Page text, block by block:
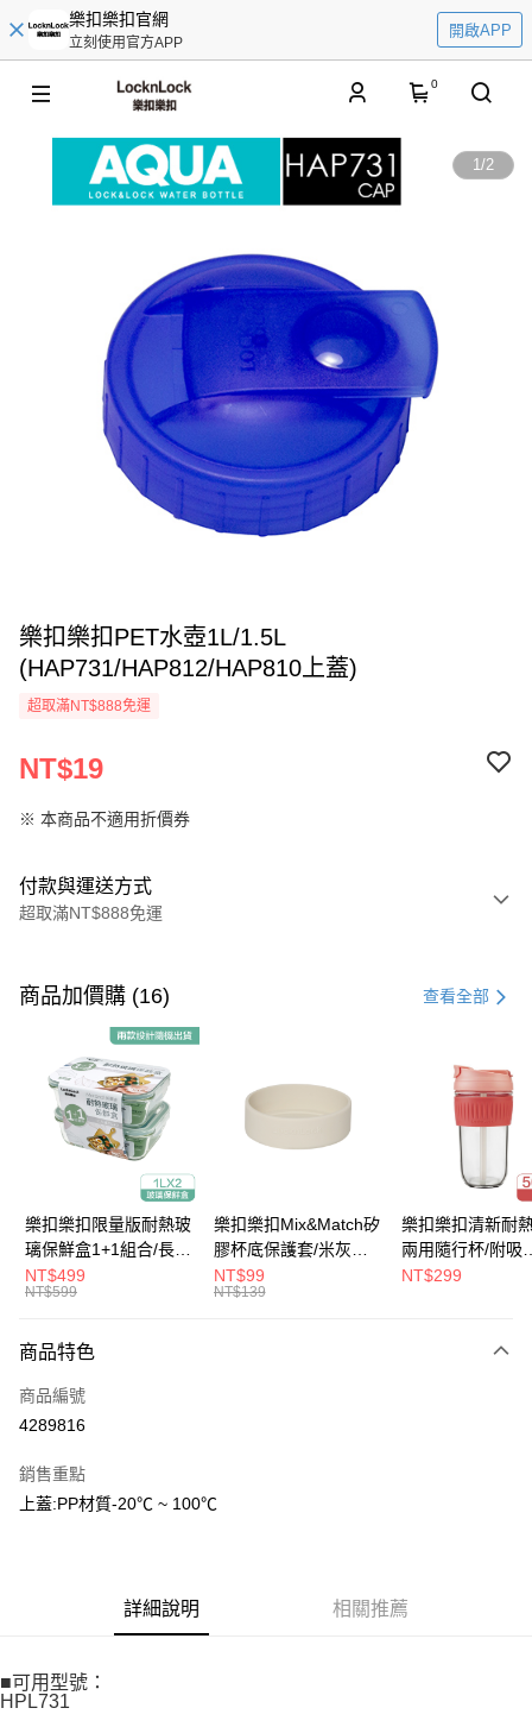
樂扣樂扣官網
立刻使用官方APP
開啟APP
0
1/2
樂扣樂扣PET水壺1L/1.5L
(HAP731/HAP812/HAP810上蓋)
超取滿NT$888免運
NT$19
※ 本商品不適用折價券
付款與運送方式
超取滿NT$888免運
信用卡一次付款
Apple Pay
街口支付
大哥付你分期
相關說明
【大哥付你分期使用說明】
1.本服務由台灣大哥大提供，台灣大哥大用戶可立即使用無須另外申請。
成交易。
4.訂單成立30分鐘內，如未前往確認交易或遇審核未通過，訂單將自動取
消。如遇「轉專審核」未通過狀況，表示未達大哥付你分期系統評分，恕無
1.分期款項不併入電信帳單，「大哥付你分期」於每月結算日後寄送繳費提
醒簡訊。
1.本服務係由「台灣大哥大股份有限公司」（以下簡稱本公司）所提供，讓
用戶於交易時，得透過本服務購買商品或服務，並由商店將買賣／分期付款
2.基於同意付款使用「大哥付你分期」之契約關係目的，商店將以您的個人
資料（包含姓名、電話或地址）提供予台灣大哥大進項蒐集、處理及利用，
ATM付款
運送方式
付款後全家取貨
每筆NT$80，滿NT$888(含以上)免運費
每筆NT$80，滿NT$888(含以上)免運費
門市取貨-自備購物袋
商品加價購 (16) 查看全部
樂扣樂扣限量版耐熱玻
璃保鮮盒1+1組合/長方
形/1L(LLG445KKSP2-
01)
NT$499
NT$599
樂扣樂扣Mix&Match矽
膠杯底保護套/米灰
(BOTTOM-
LHC4343BEG)
NT$99
NT$139
樂扣樂扣清新耐
兩用隨行杯/附吸
管/500ml/粉
NT$299
商品特色
商品編號
4289816
銷售重點
上蓋:PP材質-20℃ ~ 100℃
詳細說明 相關推薦
■可用型號：
HPL731